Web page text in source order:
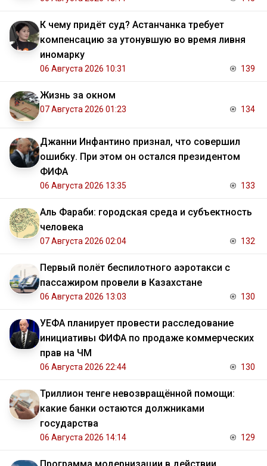
К чему придёт суд? Астанчанка требует
компенсацию за утонувшую во время ливня
иномарку
06 Августа 2026 10:31 139
Жизнь за окном
07 Августа 2026 01:23 134
Джанни Инфантино признал, что совершил
ошибку. При этом он остался президентом
ФИФА
06 Августа 2026 13:35 133
Аль Фараби: городская среда и субъектность
человека
07 Августа 2026 02:04 132
Первый полёт беспилотного аэротакси с
пассажиром провели в Казахстане
06 Августа 2026 13:03 130
УЕФА планирует провести расследование
инициативы ФИФА по продаже коммерческих
прав на ЧМ
06 Августа 2026 22:44 130
Триллион тенге невозвращённой помощи:
какие банки остаются должниками
государства
06 Августа 2026 14:14 129